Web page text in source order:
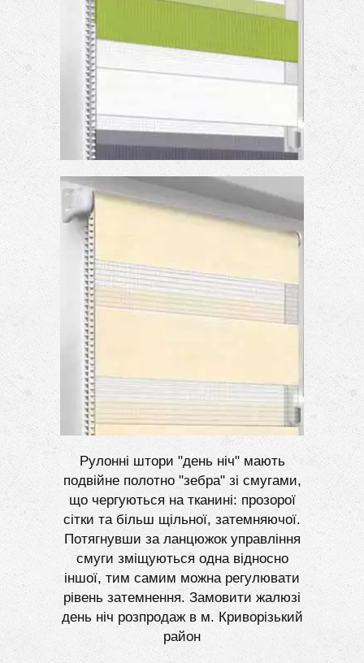
Рулонні штори "день ніч" мають
подвійне полотно "зебра" зі смугами,
що чергуються на тканині: прозорої
сітки та більш щільної, затемняючої.
Потягнувши за ланцюжок управління
смуги зміщуються одна відносно
іншої, тим самим можна регулювати
рівень затемнення. Замовити жалюзі
день ніч розпродаж в м. Криворізький
район